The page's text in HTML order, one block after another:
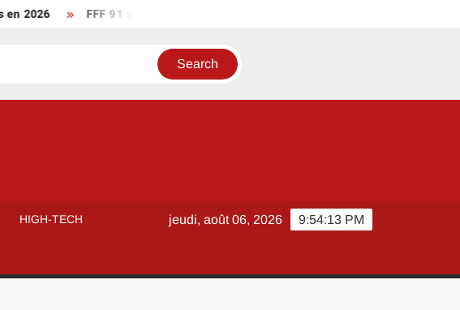
2026 FFF 91 sur les réseaux sociaux : où suivre l’actualité du district ?
HIGH-TECH 9:54:13 PM
jeudi, août 06, 2026